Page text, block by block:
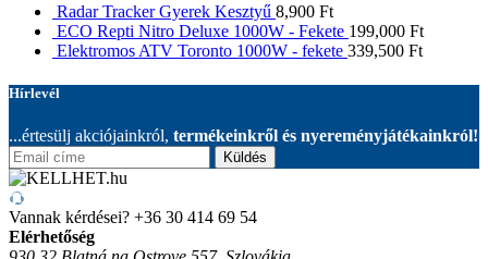
Radar Tracker Gyerek Kesztyű 8,900 Ft
ECO Repti Nitro Deluxe 1000W - Fekete 199,000 Ft
Elektromos ATV Toronto 1000W - fekete 339,500 Ft
Hírlevél
...értesülj akciójainkról, termékeinkről és nyereményjátékainkról!
Küldés
Vannak kérdései? +36 30 414 69 54
Elérhetőség